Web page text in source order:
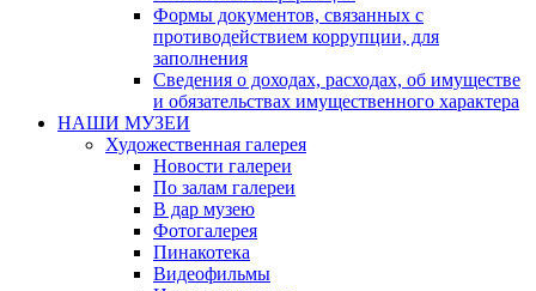
Формы документов, связанных с
противодействием коррупции, для
заполнения
Сведения о доходах, расходах, об имуществе
и обязательствах имущественного характера
НАШИ МУЗЕИ
Художественная галерея
Новости галереи
По залам галереи
В дар музею
Фотогалерея
Пинакотека
Видеофильмы